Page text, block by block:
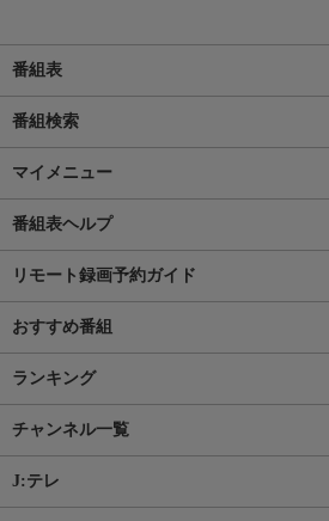
番組表
番組検索
マイメニュー
番組表ヘルプ
リモート録画予約ガイド
おすすめ番組
ランキング
チャンネル一覧
J:テレ